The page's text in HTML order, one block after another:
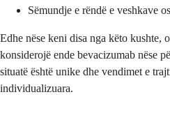
Sëmundje e rëndë e veshkave
Edhe nëse keni disa nga këto kushte,
konsiderojë ende bevacizumab nëse
situatë është unike dhe vendimet e
individualizuara.